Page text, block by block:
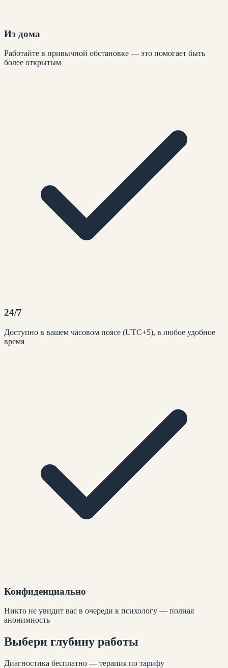
Из дома
Работайте в привычной обстановке — это помогает быть
более открытым
24/7
Доступно в вашем часовом поясе (UTC+5), в любое удобное
время
Конфиденциально
Никто не увидит вас в очереди к психологу — полная
анонимность
Выбери глубину работы
Диагностика бесплатно — терапия по тарифу